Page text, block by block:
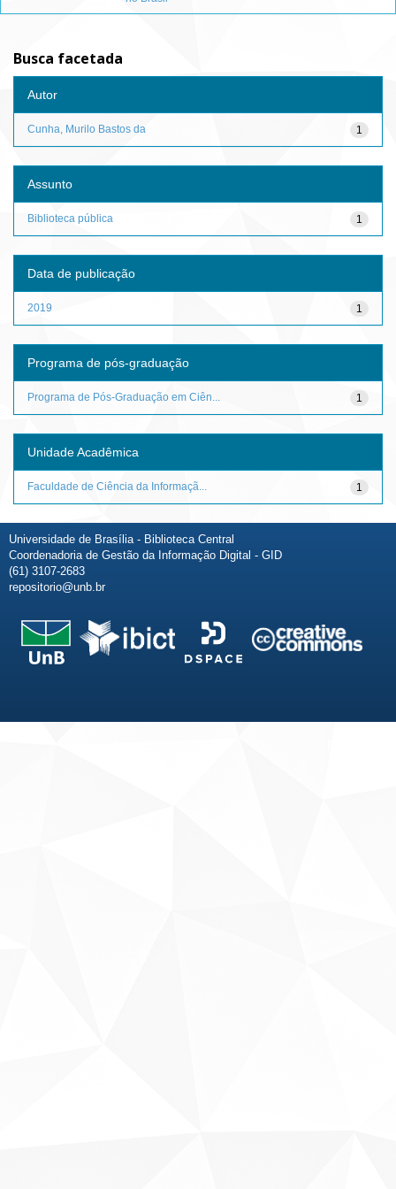
Busca facetada
Autor
1
Cunha, Murilo Bastos da
Assunto
1
Biblioteca pública
Data de publicação
1
2019
Programa de pós-graduação
1
Programa de Pós-Graduação em Ciên...
Unidade Acadêmica
1
Faculdade de Ciência da Informaçã...
Universidade de Brasília - Biblioteca Central
Coordenadoria de Gestão da Informação Digital - GID
(61) 3107-2683
repositorio@unb.br